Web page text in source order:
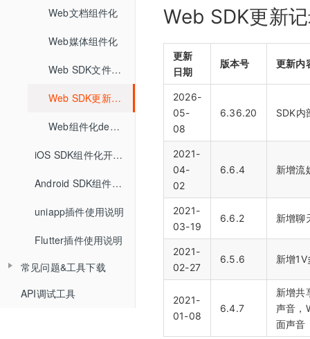
密钥管理
回调配置
用量统计
服务概览
流量统计
空间统计
音频转写
云课堂时长统计
回放重制
权限管理
子用户管理
操作记录
已删用户
状态监控 查询直播间登录链接
查询直播间自动登录链接
关闭直播间
开始直播
结束直播
查询直播间列表
切换合流布局
查询直播间人员列表
查询直播状态
踢出人员
查询普通合流回放信息
查询回放聊天信息
添加根据直播删除回放任务
查询视频详细信息
提交分角色ASR任务
用量数据
查询用量信息
双师管理
创建直播间
更新直播间
查询直播间信息
创建登录sessionId
说明
回调管理
开始结束直播
登录退出
视频转码
文档转码
回放
课堂数据统计
自动登录
接口认证
THQS说明
直播间通用字段
常见名词
错误码说明
更新日志
接口认证相关API
THQS相关API
文档库相关API
媒体库相关API
课堂数据统计API
计费查询API
回调地址相关API
双师对接流程
错误码说明
更新日志
Web文档组件化
Web媒体组件化
Web SDK文件引用路径
Web SDK更新记录
Web组件化demo下载地址
iOS SDK组件化开发指南
Android SDK组件化开发指南
uniapp插件使用说明
Flutter插件使用说明
常见问题&工具下载
常见问题
API调试工具
Web SDK更新
更新
日期
版本号 更新内
2026-
05-
08
6.36.20 SDK内
2021-
04-
02
6.6.4 新增流
2021-
03-19
6.6.2 新增聊
2021-
02-27
6.5.6 新增
2021-
01-08
6.4.7
新增共
声音，
面声音